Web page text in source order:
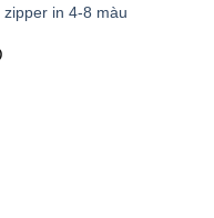
in 4-8 màu